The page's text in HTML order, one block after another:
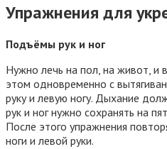
Упражнения для
Подъёмы рук и ног
Нужно лечь на пол, на живот, и
этом одновременно с
руку и левую ногу. Дыхание
рук и ног нужно сохранять на
После этого упражнения
ноги и левой руки.